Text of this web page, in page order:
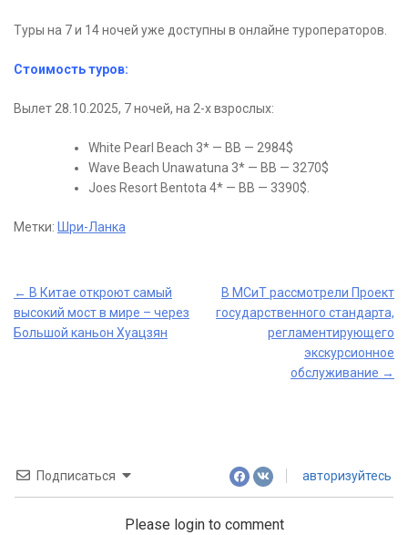
Туры на 7 и 14 ночей уже доступны в онлайне туроператоров.
Стоимость туров:
Вылет 28.10.2025, 7 ночей, на 2-х взрослых:
White Pearl Beach 3* — BB — 2984$
Wave Beach Unawatuna 3* — BB — 3270$
Joes Resort Bentota 4* — BB — 3390$.
Метки: Шри-Ланка
Post
navigation
← В Китае откроют самый
высокий мост в мире – через
Большой каньон Хуацзян
В МСиТ рассмотрели Проект
государственного стандарта,
регламентирующего
экскурсионное
обслуживание →
Подписаться авторизуйтесь
Please login to comment